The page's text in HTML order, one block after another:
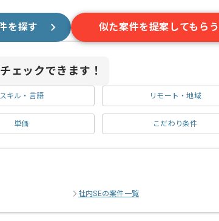
を探す 似た案件を提案してもらう
ェックできます！
スキル・言語 リモート・地域
単価 こだわり条件
社内SEの案件一覧